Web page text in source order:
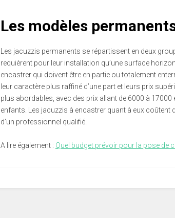
Les modèles
Les jacuzzis permanents se répartissent en deux
requièrent pour leur installation qu’une surface
encastrer qui doivent être en partie ou totalement
leur caractère plus raffiné d’une part et leurs prix
plus abordables, avec des prix allant de 6000 à
enfants. Les jacuzzis à encastrer quant à eux coûtent
d’un professionnel qualifié.
A lire également : Quel budget prévoir pour la pose de